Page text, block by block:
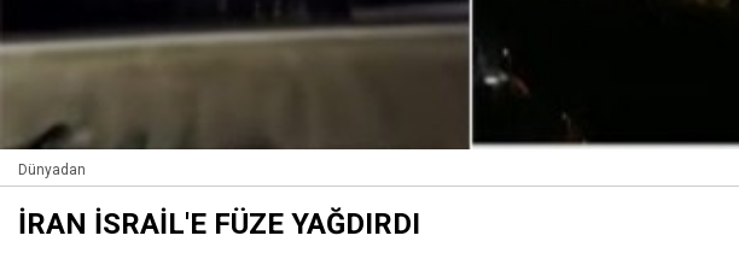
Dünyadan
İRAN İSRAİL'E FÜZE YAĞDIRDI